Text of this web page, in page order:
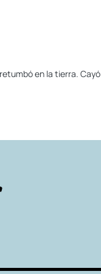
en la tierra. Cayó